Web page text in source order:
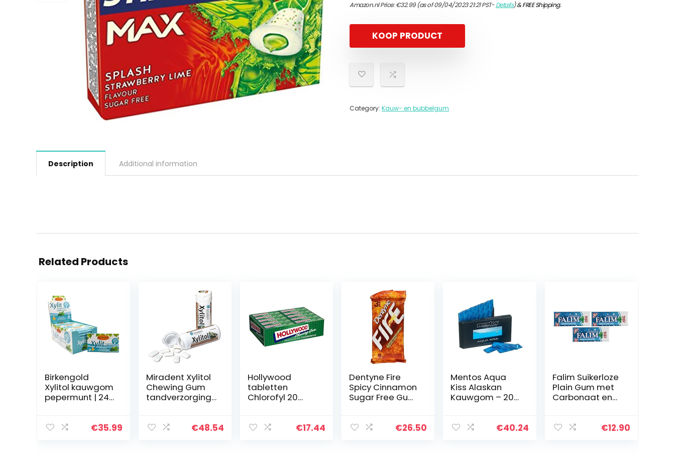
Amazon.nl Price:€32.99(as of 09/04/2023 21:21 PST-Details)&FREE Shipping.
KOOP PRODUCT
Category: Kauw- en bubbelgum
Description Additional information
Related Products
Birkengold
Xylitol kauwgom
pepermunt | 24
wgom | suikervrij
€35.99
Miradent Xylitol
Chewing Gum
tandverzorgings
(12 x 30 g)
€48.54
Hollywood
tabletten
Chlorofyl 20
€17.44
Dentyne Fire
Spicy Cinnamon
Sugar Free Gum
€26.50
Mentos Aqua
Kiss Alaskan
Kauwgom – 20
€40.24
Falim Suikerloze
Plain Gum met
Carbonaat en
Pack, 100 Stuks
€12.90